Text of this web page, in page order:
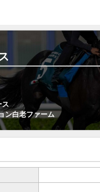
ス
ン白老ファーム